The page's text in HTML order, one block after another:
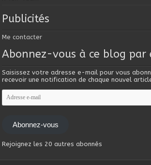
Publicités
Me contacter
Abonnez-vous à ce blog par
Saisissez votre adresse e-mail pour vous
recevoir une notification de chaque nouvel
Adresse
e-
mail
Abonnez-vous
Rejoignez les 20 autres abonnés